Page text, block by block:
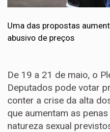
Uma das propostas
abusivo de preços
De 19 a 21 de maio, o
Deputados pode votar
conter a crise da alta
que aumentam as
natureza sexual